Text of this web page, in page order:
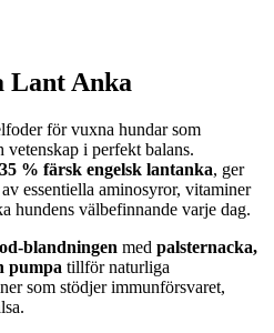
Lant Anka
för vuxna hundar som
i perfekt balans.
35 % färsk engelsk lantanka, ger
essentiella aminosyror, vitaminer
hundens välbefinnande varje dag.
blandningen med palsternacka,
pumpa tillför naturliga
som stödjer immunförsvaret,